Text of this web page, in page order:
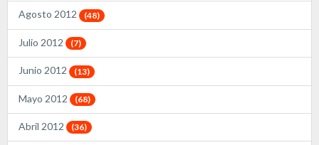
Agosto 2012 (48)
Julio 2012 (7)
Junio 2012 (13)
Mayo 2012 (68)
Abril 2012 (36)